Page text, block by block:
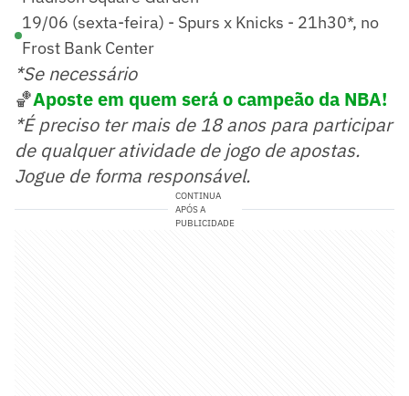
19/06 (sexta-feira) - Spurs x Knicks - 21h30*, no
Frost Bank Center
*Se necessário
🏀Aposte em quem será o campeão da NBA!
*É preciso ter mais de 18 anos para participar
de qualquer atividade de jogo de apostas.
Jogue de forma responsável.
CONTINUA
APÓS A
PUBLICIDADE